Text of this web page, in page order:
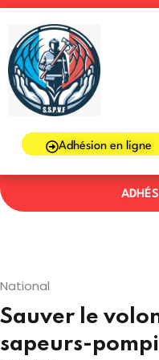
Adhésion en ligne
National
Sauver le
sapeurs-
Remember me